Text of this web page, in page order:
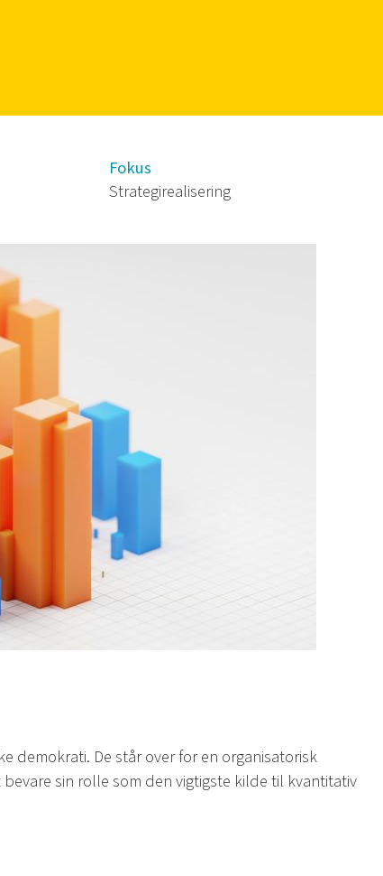
Fokus
Strategirealisering
demokrati. De står over for en organisatorisk
sin rolle som den vigtigste kilde til kvantitativ